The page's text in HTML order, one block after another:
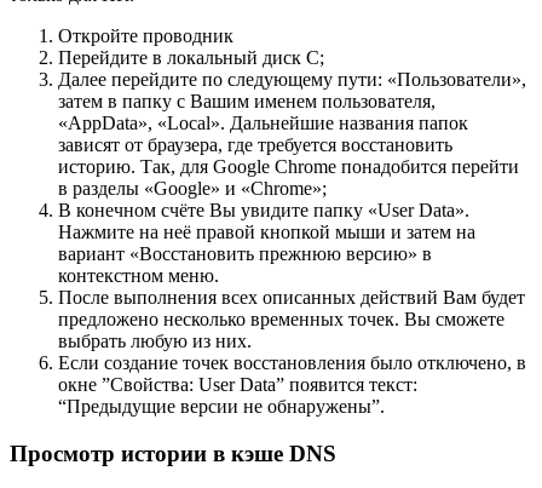
Откройте проводник
Перейдите в локальный диск C;
Далее перейдите по следующему пути: «Пользователи»,
затем в папку с Вашим именем пользователя,
«AppData», «Local». Дальнейшие названия папок
зависят от браузера, где требуется восстановить
историю. Так, для Google Chrome понадобится перейти
в разделы «Google» и «Chrome»;
В конечном счёте Вы увидите папку «User Data».
Нажмите на неё правой кнопкой мыши и затем на
вариант «Восстановить прежнюю версию» в
контекстном меню.
После выполнения всех описанных действий Вам будет
предложено несколько временных точек. Вы сможете
выбрать любую из них.
Если создание точек восстановления было отключено, в
окне ”Свойства: User Data” появится текст:
“Предыдущие версии не обнаружены”.
Просмотр истории в кэше DNS